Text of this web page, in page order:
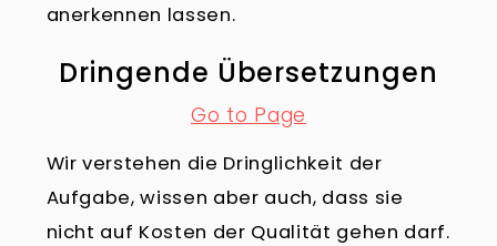
anerkennen lassen.
Dringende Übersetzungen
Go to Page
Wir verstehen die Dringlichkeit der
Aufgabe, wissen aber auch, dass sie
nicht auf Kosten der Qualität gehen darf.